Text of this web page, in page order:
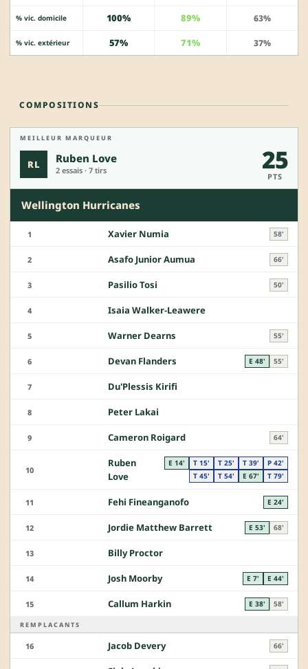
% vic. domicile 100% 89% 63%
% vic. extérieur 57% 71% 37%
COMPOSITIONS
MEILLEUR MARQUEUR
RL Ruben Love
2 essais · 7 tirs 25
PTS
Wellington Hurricanes
1 Xavier Numia 58'
2 Asafo Junior Aumua 66'
3 Pasilio Tosi 50'
4 Isaia Walker-Leawere
5 Warner Dearns 55'
6 Devan Flanders E 48' 55'
7 Du'Plessis Kirifi
8 Peter Lakai
9 Cameron Roigard 64'
10
Ruben
Love
E 14' T 15' T 25' T 39'
P 42'
T 45'
T 54' E 67' T 79'
11 Fehi Fineanganofo E 24'
12 Jordie Matthew Barrett E 53' 68'
13 Billy Proctor
14 Josh Moorby E 7' E 44'
15 Callum Harkin E 38' 58'
REMPLACANTS
16 Jacob Devery 66'